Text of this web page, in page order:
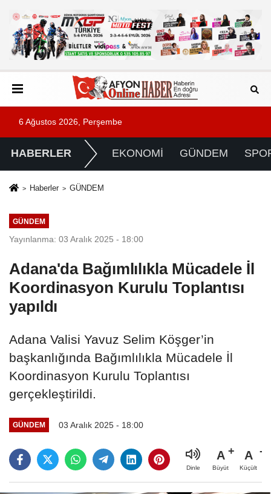
6 Ağustos 2026, Perşembe
HABERLER EKONOMİ GÜNDEM
Haberler GÜNDEM
GÜNDEM
Yayınlanma: 03 Aralık 2025 - 18:00
Adana'da Bağımlılıkla Mücadele İl
Koordinasyon Kurulu Toplantısı
yapıldı
Adana Valisi Yavuz Selim Köşger’in
başkanlığında Bağımlılıkla Mücadele İl
Koordinasyon Kurulu Toplantısı
gerçekleştirildi.
GÜNDEM 03 Aralık 2025 - 18:00
Dinle
A
Büyüt
A
Küçült